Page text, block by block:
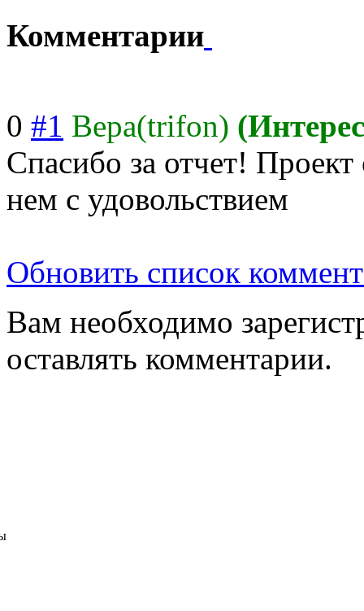
Комментарии
0 #1 Вера(trifon)
Спасибо за отчет!
нем с удовольствием
Обновить список
Вам необходимо
оставлять комментарии.